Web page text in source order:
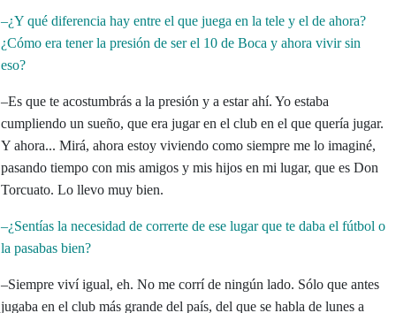
–¿Y qué diferencia hay entre el que juega en la tele y el de ahora?
¿Cómo era tener la presión de ser el 10 de Boca y ahora vivir sin
eso?
–Es que te acostumbrás a la presión y a estar ahí. Yo estaba
cumpliendo un sueño, que era jugar en el club en el que quería jugar.
Y ahora... Mirá, ahora estoy viviendo como siempre me lo imaginé,
pasando tiempo con mis amigos y mis hijos en mi lugar, que es Don
Torcuato. Lo llevo muy bien.
–¿Sentías la necesidad de correrte de ese lugar que te daba el fútbol o
la pasabas bien?
–Siempre viví igual, eh. No me corrí de ningún lado. Sólo que antes
jugaba en el club más grande del país, del que se habla de lunes a